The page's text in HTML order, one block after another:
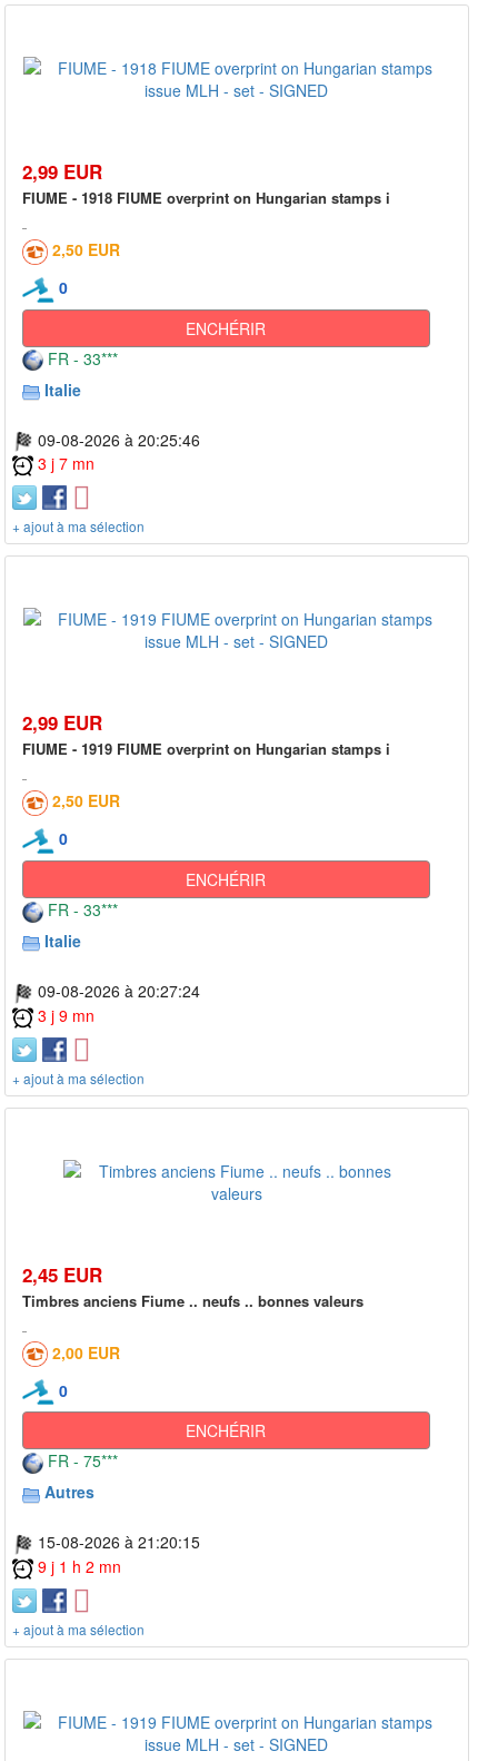
2,99 EUR
FIUME - 1918 FIUME overprint on Hungarian stamps i
2,50 EUR
0
ENCHÉRIR
FR - 33***
Italie
09-08-2026 à 20:25:46
3 j 7 mn
+ ajout à ma sélection
2,99 EUR
FIUME - 1919 FIUME overprint on Hungarian stamps i
2,50 EUR
0
ENCHÉRIR
FR - 33***
Italie
09-08-2026 à 20:27:24
3 j 9 mn
+ ajout à ma sélection
2,45 EUR
Timbres anciens Fiume .. neufs .. bonnes valeurs
2,00 EUR
0
ENCHÉRIR
FR - 75***
Autres
15-08-2026 à 21:20:15
9 j 1 h 2 mn
+ ajout à ma sélection